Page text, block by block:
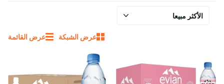
عرض الشبكة عرض القائمة